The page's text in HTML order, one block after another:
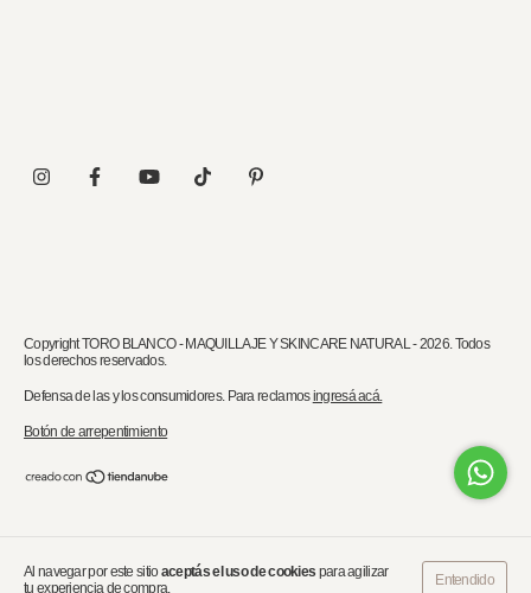
Al navegar por este sitioaceptás el uso de cookies para agilizar
tu experiencia de compra.
Entendido
Copyright TORO BLANCO - MAQUILLAJE Y SKINCARE NATURAL - 2026. Todos
los derechos reservados.
Defensa de las y los consumidores. Para reclamosingresá acá.
Botón de arrepentimiento